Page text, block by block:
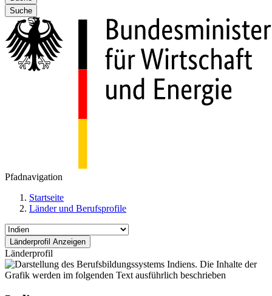
Suche
Pfadnavigation
Startseite
Länder und Berufsprofile
Länderprofil